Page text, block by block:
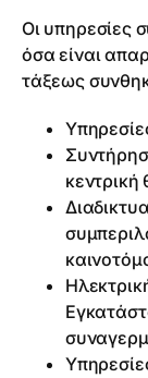
Οι υπηρεσίες
όσα είναι
τάξεως